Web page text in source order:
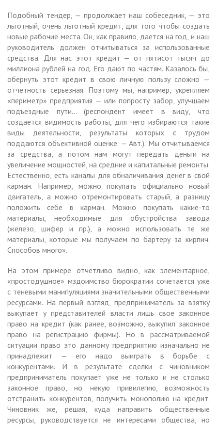
Подобный тендер, — продолжает наш собеседник, — это
льготный, очень льготный кредит, для того чтобы создать
новые рабочие места. Он, как правило, дается на год, и наш
руководитель должен отчитываться за использованные
средства. Для нас этот кредит — от пятисот тысяч до
миллиона рублей на год. Его дают по частям. Казалось бы,
обернуть этот кредит в свою личную пользу сложно —
отчетность серьезная. Поэтому мы, например, укрепляем
«периметр» предприятия — или попросту забор, улучшаем
подъездные пути… (респондент имеет в виду, что
создается видимость работы, для чего избираются такие
виды деятельности, результаты которых с трудом
поддаются объективной оценке. — Авт.). Мы отчитываемся
за средства, а потом нам могут передать деньги на
увеличение мощностей, на средние и капитальные ремонты.
Естественно, есть каналы для обналичивания денег в свой
карман. Например, можно покупать официально новый
двигатель, а можно отремонтировать старый, а разницу
положить себе в карман. Можно покупать какие-то
материалы, необходимые для обустройства завода
(железо, шифер и пр.), а можно использовать те же
материалы, которые мы получаем по бартеру за кирпич.
Способов много».
На этом примере отчетливо видно, как элементарное,
«простодушное» мздоимство бюрократии сочетается уже
с теневыми манипуляциями значительными общественными
ресурсами. На первый взгляд, предприниматель за взятку
выкупает у представителей власти лишь свое законное
право на кредит (как ранее, возможно, выкупил законное
право на регистрацию фирмы). Но в рассматриваемой
ситуации право это данному предприятию изначально не
принадлежит — его надо выиграть в борьбе с
конкурентами. И в результате сделки с чиновником
предприниматель покупает уже не только и не столько
законное право, но некую привилегию, возможность
отстранить конкурентов, получить монополию на кредит.
Чиновник же, решая, куда направить общественные
ресурсы, руководствуется не интересами общества, но